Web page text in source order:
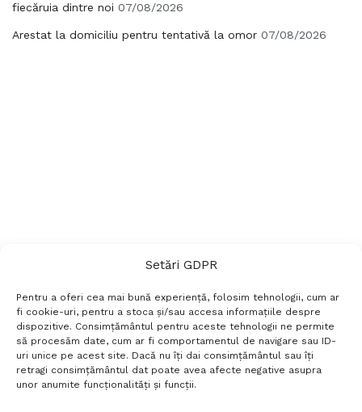
Setări GDPR
Pentru a oferi cea mai bună experiență, folosim tehnologii, cum ar
fi cookie-uri, pentru a stoca și/sau accesa informațiile despre
dispozitive. Consimțământul pentru aceste tehnologii ne permite
să procesăm date, cum ar fi comportamentul de navigare sau ID-
uri unice pe acest site. Dacă nu îți dai consimțământul sau îți
retragi consimțământul dat poate avea afecte negative asupra
unor anumite funcționalități și funcții.
fiecăruia dintre noi 07/08/2026
Arestat la domiciliu pentru tentativă la omor 07/08/2026
Termeni si conditii
Politică de confidențialitate
Politica cookies
Setări GDPR